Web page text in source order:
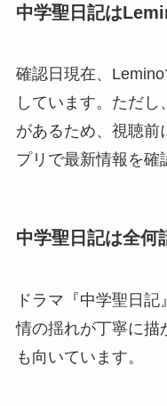
中学聖日記は
確認日現在、
しています。ただ
があるため、視聴前
プリで最新情報を確
中学聖日記は全何
ドラマ『中学聖日
情の揺れが丁寧に描
も向いています。